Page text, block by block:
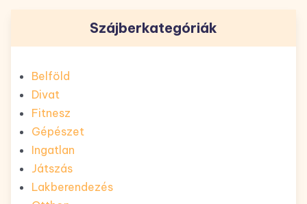
Szájberkategóriák
Belföld
Divat
Fitnesz
Gépészet
Ingatlan
Játszás
Lakberendezés